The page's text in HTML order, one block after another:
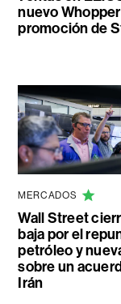
nuevo
promoción de
MERCADOS
Wall Street
baja por el
petróleo y
sobre un
Irán